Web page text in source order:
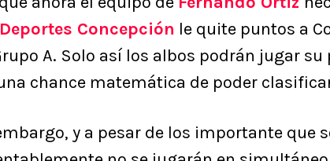
Concepción le quite puntos a
A. Solo así los albos podrán jugar
chance matemática de poder
y a pesar de los importante que